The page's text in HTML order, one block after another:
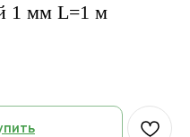
1 мм L=1 м